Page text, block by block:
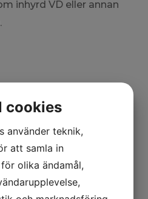
inhyrd VD eller annan
är mycket
målen sätts
kunden. Syftet
är att skapa
​.”
cookies
använder teknik,
att samla in
olika ändamål,